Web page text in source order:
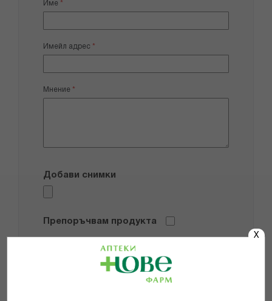
X
Име
Имейл адрес
Мнение
Добави снимки
Препоръчвам продукта
Прочетох и се съгласявам с
Общите условия и политиката за
поверителност *